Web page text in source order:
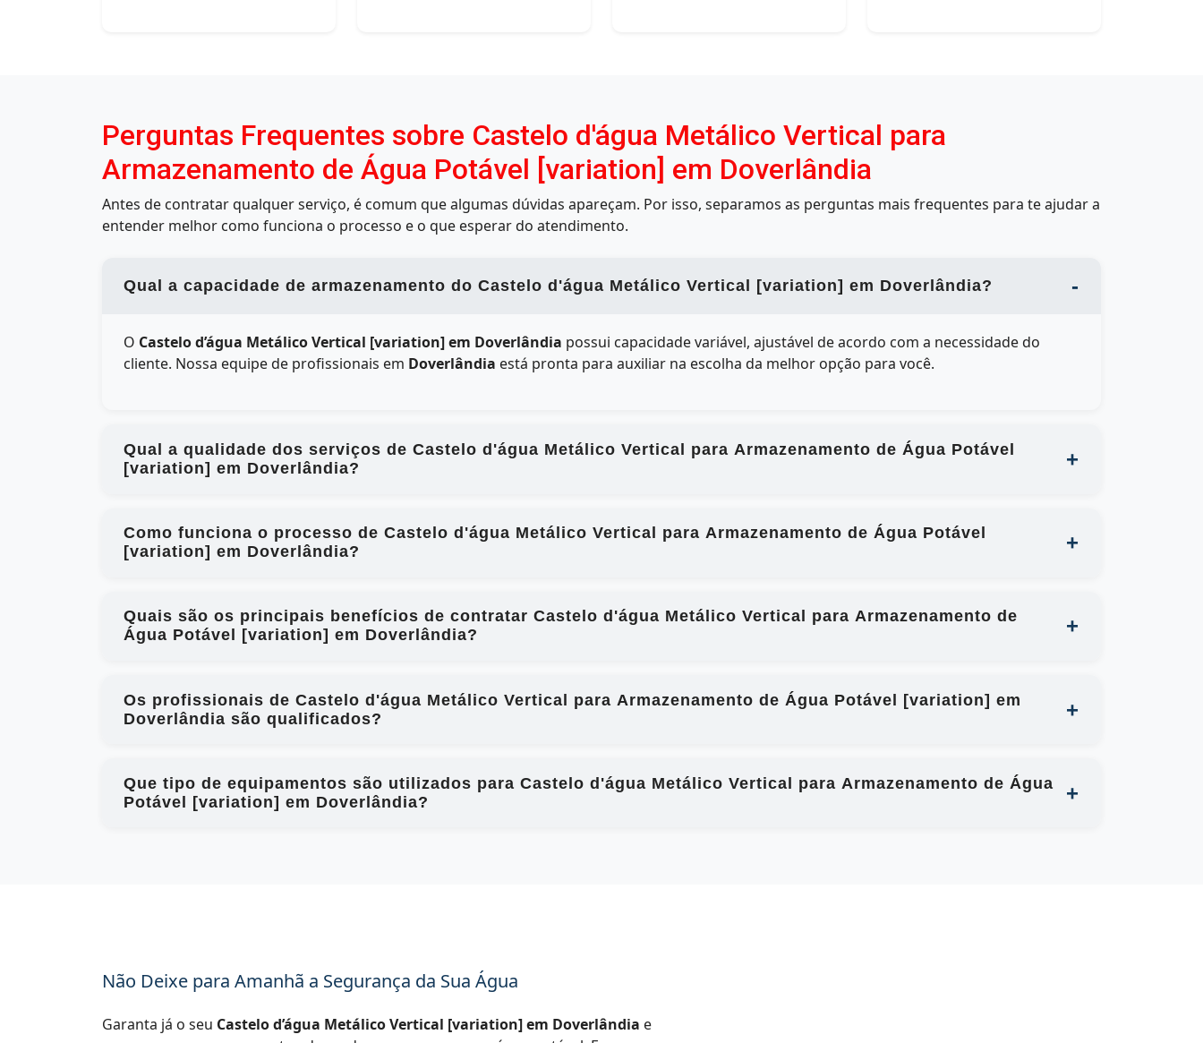
Perguntas Frequentes sobre Castelo d'água Metálico Vertical para
Armazenamento de Água Potável [variation] em Doverlândia
Antes de contratar qualquer serviço, é comum que algumas dúvidas apareçam. Por isso, separamos as perguntas mais frequentes para te ajudar a
entender melhor como funciona o processo e o que esperar do atendimento.
Qual a capacidade de armazenamento do Castelo d'água Metálico Vertical [variation] em Doverlândia?
O Castelo d’água Metálico Vertical [variation] em Doverlândia possui capacidade variável, ajustável de acordo com a necessidade do
cliente. Nossa equipe de profissionais em Doverlândia está pronta para auxiliar na escolha da melhor opção para você.
Qual a qualidade dos serviços de Castelo d'água Metálico Vertical para Armazenamento de Água Potável
[variation] em Doverlândia?
Como funciona o processo de Castelo d'água Metálico Vertical para Armazenamento de Água Potável
[variation] em Doverlândia?
Quais são os principais benefícios de contratar Castelo d'água Metálico Vertical para Armazenamento de
Água Potável [variation] em Doverlândia?
Os profissionais de Castelo d'água Metálico Vertical para Armazenamento de Água Potável [variation] em
Doverlândia são qualificados?
Que tipo de equipamentos são utilizados para Castelo d'água Metálico Vertical para Armazenamento de Água
Potável [variation] em Doverlândia?
Não Deixe para Amanhã a Segurança da Sua Água
Garanta já o seu Castelo d’água Metálico Vertical [variation] em Doverlândia e